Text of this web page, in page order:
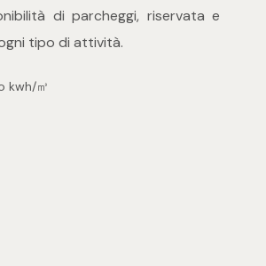
di parcheggi, riservata e
tipo di attività.
kwh/㎥